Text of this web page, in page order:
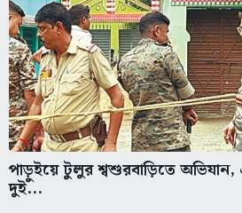
পাড়ুইয়ে টুলুর শ্বশুরবাড়িতে অভিযান,
দুই...